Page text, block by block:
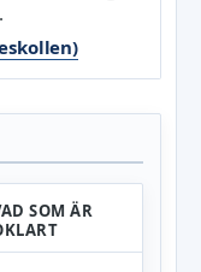
·
SOM ÄR